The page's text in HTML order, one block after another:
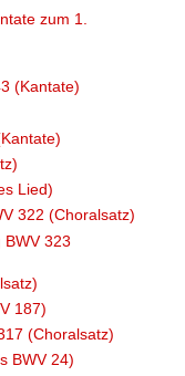
zum 1.
(Kantate)
Lied)
322 (Choralsatz)
323
187)
(Choralsatz)
BWV 24)